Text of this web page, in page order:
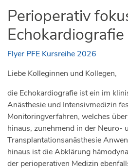
Perioperativ
Echokardiografie
Flyer PFE Kursreihe 2026
Liebe Kolleginnen und Kollegen,
die Echokardiografie ist ein im
Anästhesie und Intensivmedizin
Monitoringverfahren, welches
hinaus, zunehmend in der Neuro-
Transplantationsanästhesie
hinaus ist die Abklärung
der perioperativen Medizin